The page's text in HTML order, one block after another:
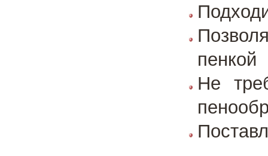
пенкой
Не